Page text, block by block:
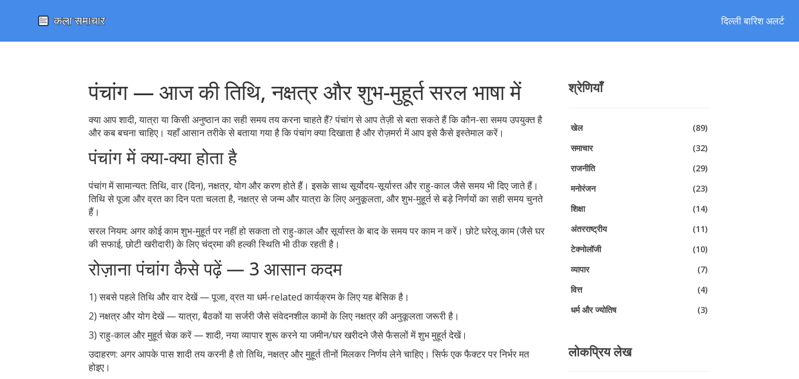
दिल्ली बारिश अलर्ट
पंचांग — आज की तिथि, नक्षत्र और शुभ-मुहूर्त सरल भाषा में
क्या आप शादी, यात्रा या किसी अनुष्ठान का सही समय तय करना चाहते हैं? पंचांग से आप तेज़ी से बता सकते हैं कि कौन-सा समय उपयुक्त है
और कब बचना चाहिए। यहाँ आसान तरीके से बताया गया है कि पंचांग क्या दिखाता है और रोज़मर्रा में आप इसे कैसे इस्तेमाल करें।
पंचांग में क्या-क्या होता है
पंचांग में सामान्यत: तिथि, वार (दिन), नक्षत्र, योग और करण होते हैं। इसके साथ सूर्योदय-सूर्यास्त और राहु-काल जैसे समय भी दिए जाते हैं।
तिथि से पूजा और व्रत का दिन पता चलता है, नक्षत्र से जन्म और यात्रा के लिए अनुकूलता, और शुभ-मुहूर्त से बड़े निर्णयों का सही समय चुनते
हैं।
सरल नियम: अगर कोई काम शुभ-मुहूर्त पर नहीं हो सकता तो राहु-काल और सूर्यास्त के बाद के समय पर काम न करें। छोटे घरेलू काम (जैसे घर
की सफाई, छोटी खरीदारी) के लिए चंद्रमा की हल्की स्थिति भी ठीक रहती है।
रोज़ाना पंचांग कैसे पढ़ें — 3 आसान कदम
1) सबसे पहले तिथि और वार देखें — पूजा, व्रत या धर्म-related कार्यक्रम के लिए यह बेसिक है।
2) नक्षत्र और योग देखें — यात्रा, बैठकों या सर्जरी जैसे संवेदनशील कामों के लिए नक्षत्र की अनुकूलता जरूरी है।
3) राहु-काल और मुहूर्त चेक करें — शादी, नया व्यापार शुरू करने या जमीन/घर खरीदने जैसे फैसलों में शुभ मुहूर्त देखें।
उदाहरण: अगर आपके पास शादी तय करनी है तो तिथि, नक्षत्र और मुहूर्त तीनों मिलकर निर्णय लेने चाहिए। सिर्फ एक फैक्टर पर निर्भर मत
होइए।
श्रेणियाँ
खेल
(89)
समाचार
(32)
राजनीति
(29)
मनोरंजन
(23)
शिक्षा
(14)
अंतरराष्ट्रीय
(11)
टेक्नोलॉजी
(10)
व्यापार
(7)
वित्त
(4)
धर्म और ज्योतिष
(3)
लोकप्रिय लेख